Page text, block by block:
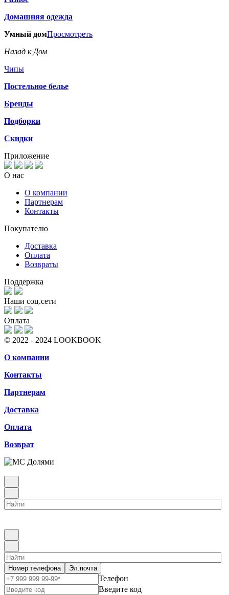
Домашняя одежда
Умный домПросмотреть
Назад к Дом
Чипы
Постельное белье
Бренды
Подборки
Скидки
Приложение
О нас
О компании
Партнерам
Контакты
Покупателю
Доставка
Оплата
Возвраты
Поддержка
Наши соц.сети
Оплата
© 2022 - 2024 LOOKBOOK
О компании
Контакты
Партнерам
Доставка
Оплата
Возврат
Номер телефона Эл.почта
Телефон
Введите код